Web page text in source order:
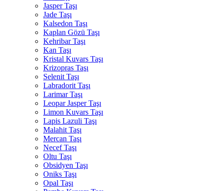
Jasper Taşı
Jade Taşı
Kalsedon Taşı
Kaplan Gözü Taşı
Kehribar Taşı
Kan Taşı
Kristal Kuvars Taşı
Krizopras Taşı
Selenit Taşı
Labradorit Taşı
Larimar Taşı
Leopar Jasper Taşı
Limon Kuvars Taşı
Lapis Lazuli Taşı
Malahit Taşı
Mercan Taşı
Necef Taşı
Oltu Taşı
Obsidyen Taşı
Oniks Taşı
Opal Taşı